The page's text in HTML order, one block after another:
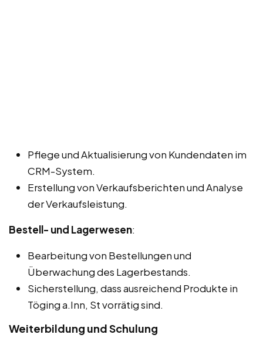
Pflege und Aktualisierung von Kundendaten im
CRM-System.
Erstellung von Verkaufsberichten und Analyse
der Verkaufsleistung.
Bestell- und Lagerwesen:
Bearbeitung von Bestellungen und
Überwachung des Lagerbestands.
Sicherstellung, dass ausreichend Produkte in
Töging a.Inn, St vorrätig sind.
Weiterbildung und Schulung